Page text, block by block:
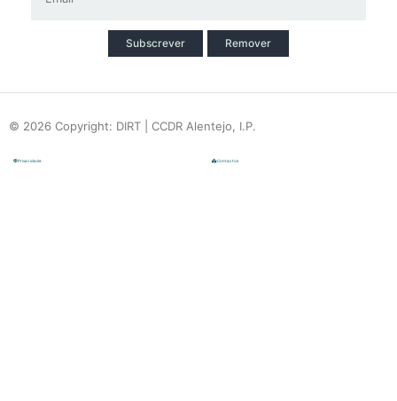
Subscrever Remover
© 2026 Copyright: DIRT | CCDR Alentejo, I.P.
Contactos
Privacidade